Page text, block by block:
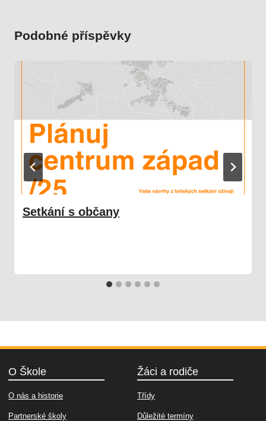
Podobné příspěvky
Setkání s občany
O Škole
O nás a historie
Partnerské školy
Žáci a rodiče
Třídy
Důležité termíny